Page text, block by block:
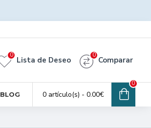
Lista de Deseo
0
Comparar
0
BLOG 0 artículo(s) - 0.00€
0